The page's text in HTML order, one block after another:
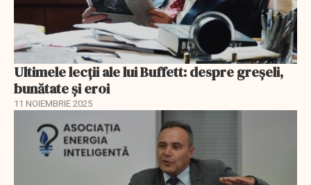
Ultimele lecții ale lui Buffett: despre greșeli,
bunătate și eroi
11 NOIEMBRIE 2025